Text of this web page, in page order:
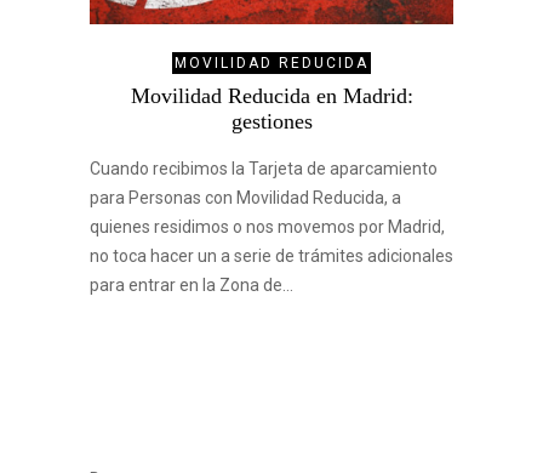
MOVILIDAD REDUCIDA
Movilidad Reducida en Madrid:
gestiones
Cuando recibimos la Tarjeta de aparcamiento
para Personas con Movilidad Reducida, a
quienes residimos o nos movemos por Madrid,
no toca hacer un a serie de trámites adicionales
para entrar en la Zona de…